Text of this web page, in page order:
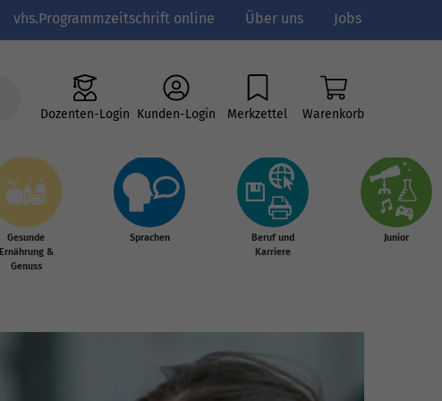
vhs.Programmzeitschrift online Über uns Jobs
Dozenten-Login Kunden-Login Merkzettel Warenkorb
Gesunde
Ernährung &
Genuss
Sprachen
Beruf und
Karriere
Junior